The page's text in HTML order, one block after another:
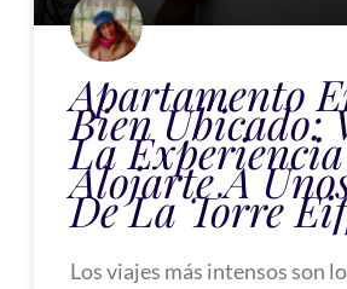
Apartamento
Bien Ubicado:
La
Alojarte A
De La Torre
Los viajes más intensos son